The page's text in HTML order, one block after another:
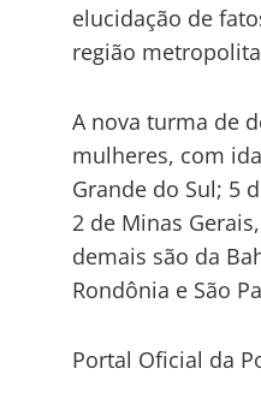
elucidação de
região
A nova turma de
mulheres, com
Grande do Sul; 5
2 de Minas
demais são da
Rondônia e São
Portal Oficial da